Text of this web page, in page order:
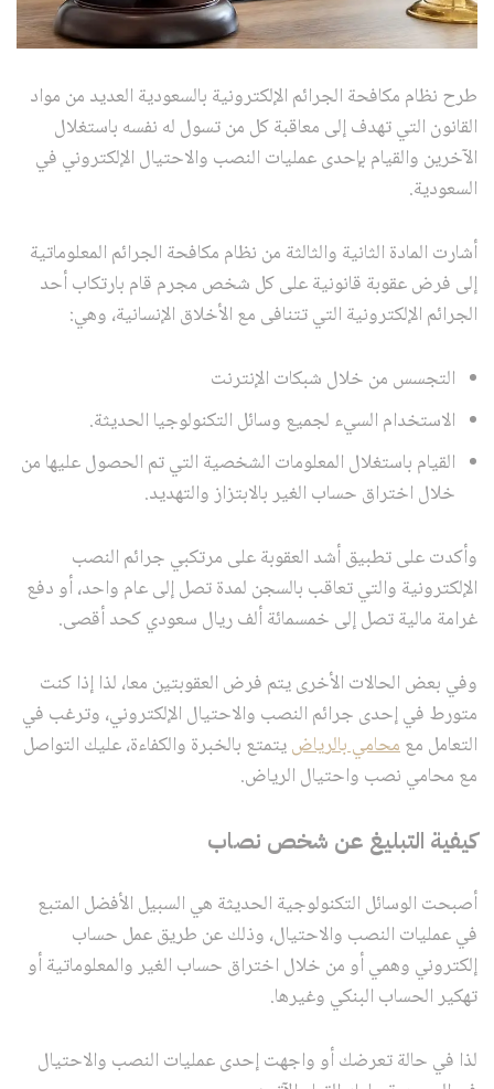
طرح نظام مكافحة الجرائم الإلكترونية بالسعودية العديد من مواد
القانون التي تهدف إلى معاقبة كل من تسول له نفسه باستغلال
الآخرين والقيام بإحدى عمليات النصب والاحتيال الإلكتروني في
السعودية.
أشارت المادة الثانية والثالثة من نظام مكافحة الجرائم المعلوماتية
إلى فرض عقوبة قانونية على كل شخص مجرم قام بارتكاب أحد
الجرائم الإلكترونية التي تتنافى مع الأخلاق الإنسانية، وهي:
التجسس من خلال شبكات الإنترنت
الاستخدام السيء لجميع وسائل التكنولوجيا الحديثة.
القيام باستغلال المعلومات الشخصية التي تم الحصول عليها من
خلال اختراق حساب الغير بالابتزاز والتهديد.
وأكدت على تطبيق أشد العقوبة على مرتكبي جرائم النصب
الإلكترونية والتي تعاقب بالسجن لمدة تصل إلى عام واحد، أو دفع
غرامة مالية تصل إلى خمسمائة ألف ريال سعودي كحد أقصى.
وفي بعض الحالات الأخرى يتم فرض العقوبتين معا، لذا إذا كنت
متورط في إحدى جرائم النصب والاحتيال الإلكتروني، وترغب في
التعامل معمحامي بالرياضيتمتع بالخبرة والكفاءة، عليك التواصل
مع محامي نصب واحتيال الرياض.
كيفية التبليغ عن شخص نصاب
أصبحت الوسائل التكنولوجية الحديثة هي السبيل الأفضل المتبع
في عمليات النصب والاحتيال، وذلك عن طريق عمل حساب
إلكتروني وهمي أو من خلال اختراق حساب الغير والمعلوماتية أو
تهكير الحساب البنكي وغيرها.
لذا في حالة تعرضك أو واجهت إحدى عمليات النصب والاحتيال